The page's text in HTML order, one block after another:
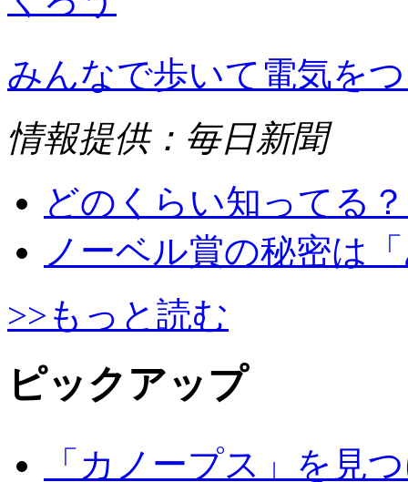
みんなで歩いて電気を
情報提供：毎日新聞
どのくらい知ってる
ノーベル賞の秘密は
>>もっと読む
ピックアップ
「カノープス」を見